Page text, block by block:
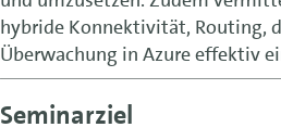
hybride Konnektivität, Routing,
Überwachung in Azure effektiv
Seminarziel